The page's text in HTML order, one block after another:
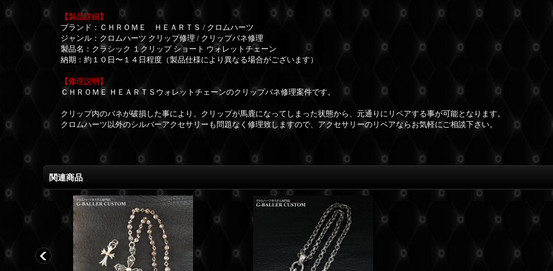
【製品詳細】
ブランド：ＣＨＲＯＭＥ ＨＥＡＲＴＳ / クロムハーツ
ジャンル：クロムハーツ クリップ修理 / クリップバネ修理
製品名：クラシック １クリップ ショート ウォレットチェーン
納期：約１０日〜１４日程度（製品仕様により異なる場合がございます）
【修理説明】
ＣＨＲＯＭＥ ＨＥＡＲＴＳウォレットチェーンのクリップバネ修理案件です。
クリップ内のバネが破損した事により、クリップが馬鹿になってしまった状態から、元通りにリペアする事が可能となります。
クロムハーツ以外のシルバーアクセサリーも問題なく修理致しますので、アクセサリーのリペアならお気軽にご相談下さい。
関連商品